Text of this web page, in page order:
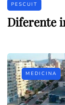
PESCUIT
Diferente
MEDICINA